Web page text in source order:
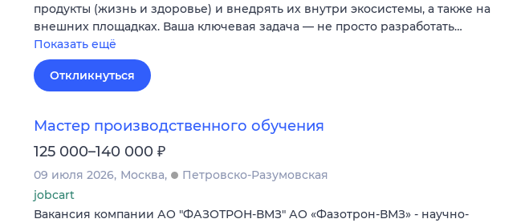
продукты (жизнь и здоровье) и внедрять их внутри экосистемы, а также на
внешних площадках. Ваша ключевая задача — не просто разработать…
Показать ещё
Откликнуться
Мастер производственного обучения
125 000–140 000 ₽
09 июля 2026 Москва
Петровско-Разумовская
jobcart
Вакансия компании АО "ФАЗОТРОН-ВМЗ" АО «Фазотрон-ВМЗ» - научно-